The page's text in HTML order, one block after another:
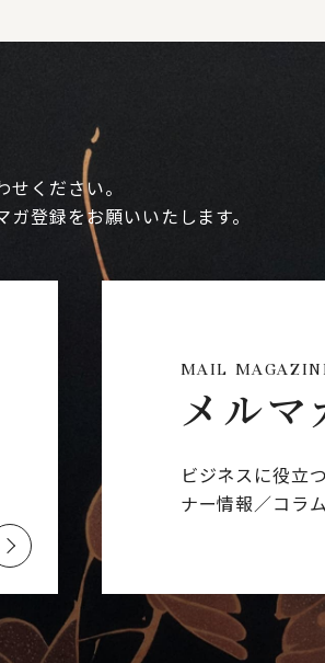
ください。
登録をお願いいたします。
MAIL
メル
ビジネスに役立
ナー情報／コラ